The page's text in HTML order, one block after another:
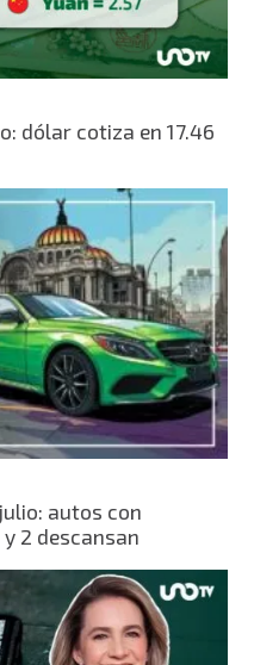
dólar cotiza en 17.46
autos con
2 descansan